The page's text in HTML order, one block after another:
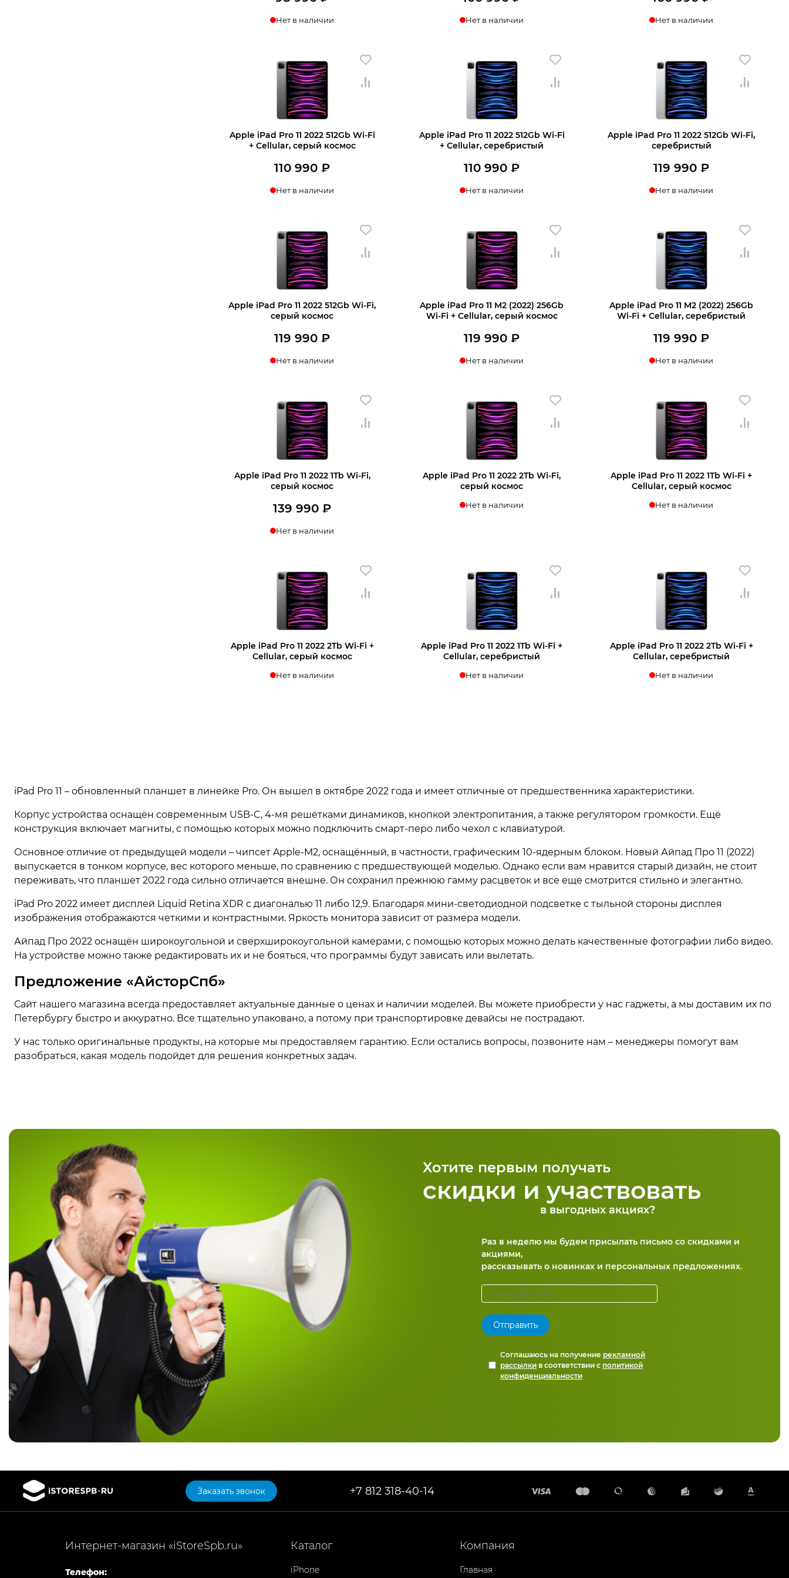
Нет в наличии Нет в наличии Нет в наличии
Apple iPad Pro 11 2022 512Gb Wi‑Fi
+ Cellular, серый космос
110 990₽
Нет в наличии
Apple iPad Pro 11 2022 512Gb Wi‑Fi
+ Cellular, серебристый
110 990₽
Нет в наличии
Apple iPad Pro 11 2022 512Gb Wi‑Fi,
серебристый
119 990₽
Нет в наличии
Apple iPad Pro 11 2022 512Gb Wi‑Fi,
серый космос
119 990₽
Нет в наличии
Apple iPad Pro 11 M2 (2022) 256Gb
Wi‑Fi + Cellular, серый космос
119 990₽
Нет в наличии
Apple iPad Pro 11 M2 (2022) 256Gb
Wi‑Fi + Cellular, серебристый
119 990₽
Нет в наличии
Apple iPad Pro 11 2022 1Tb Wi‑Fi,
серый космос
139 990₽
Нет в наличии
Apple iPad Pro 11 2022 2Tb Wi‑Fi,
серый космос
Нет в наличии
Apple iPad Pro 11 2022 1Tb Wi‑Fi +
Cellular, серый космос
Нет в наличии
Apple iPad Pro 11 2022 2Tb Wi‑Fi +
Cellular, серый космос
Нет в наличии
Apple iPad Pro 11 2022 1Tb Wi‑Fi +
Cellular, серебристый
Нет в наличии
Apple iPad Pro 11 2022 2Tb Wi‑Fi +
Cellular, серебристый
Нет в наличии
iPad Pro 11 – обновленный планшет в линейке Pro. Он вышел в октябре 2022 года и имеет отличные от предшественника характеристики.
Корпус устройства оснащён современным USB-C, 4-мя решётками динамиков, кнопкой электропитания, а также регулятором громкости. Ещё
конструкция включает магниты, с помощью которых можно подключить смарт-перо либо чехол с клавиатурой.
Основное отличие от предыдущей модели – чипсет Apple-M2, оснащённый, в частности, графическим 10-ядерным блоком. Новый Айпад Про 11 (2022)
выпускается в тонком корпусе, вес которого меньше, по сравнению с предшествующей моделью. Однако если вам нравится старый дизайн, не стоит
переживать, что планшет 2022 года сильно отличается внешне. Он сохранил прежнюю гамму расцветок и все еще смотрится стильно и элегантно.
iPad Pro 2022 имеет дисплей Liquid Retina XDR с диагональю 11 либо 12,9. Благодаря мини-светодиодной подсветке с тыльной стороны дисплея
изображения отображаются четкими и контрастными. Яркость монитора зависит от размера модели.
Айпад Про 2022 оснащён широкоугольной и сверхширокоугольной камерами, с помощью которых можно делать качественные фотографии либо видео.
На устройстве можно также редактировать их и не бояться, что программы будут зависать или вылетать.
Предложение «АйсторСпб»
Сайт нашего магазина всегда предоставляет актуальные данные о ценах и наличии моделей. Вы можете приобрести у нас гаджеты, а мы доставим их по
Петербургу быстро и аккуратно. Все тщательно упаковано, а потому при транспортировке девайсы не пострадают.
У нас только оригинальные продукты, на которые мы предоставляем гарантию. Если остались вопросы, позвоните нам – менеджеры помогут вам
разобраться, какая модель подойдет для решения конкретных задач.
Хотите первым получать
скидки и участвовать
в выгодных акциях?
Раз в неделю мы будем присылать письмо со скидками и
акциями,
рассказывать о новинках и персональных предложениях.
Соглашаюсь на получение рекламной
рассылки в соответствии с политикой
конфиденциальности
Заказать звонок +7 812 318-40-14
Интернет-магазин «iStoreSpb.ru»
Телефон:
Каталог
iPhone
Компания
Главная